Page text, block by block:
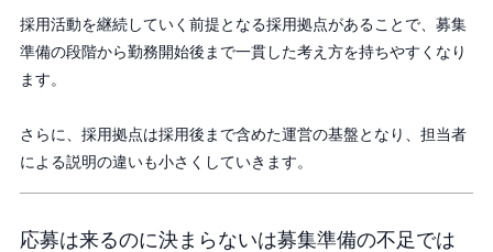
採用活動を継続していく前提となる採用拠点があることで、募集
準備の段階から勤務開始後まで一貫した考え方を持ちやすくなり
ます。
さらに、採用拠点は採用後まで含めた運営の基盤となり、担当者
による説明の違いも小さくしていきます。
応募は来るのに決まらないは募集準備の不足では